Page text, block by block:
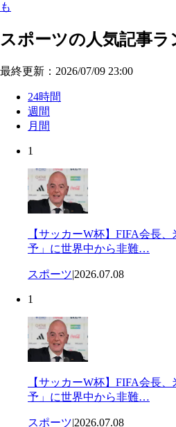
も
スポーツの人気記事ラ
最終更新：2026/07/09 23:00
24時間
週間
月間
1
【サッカーW杯】FIFA会長
予」に世界中から非難…
スポーツ|2026.07.08
1
【サッカーW杯】FIFA会長
予」に世界中から非難…
スポーツ|2026.07.08